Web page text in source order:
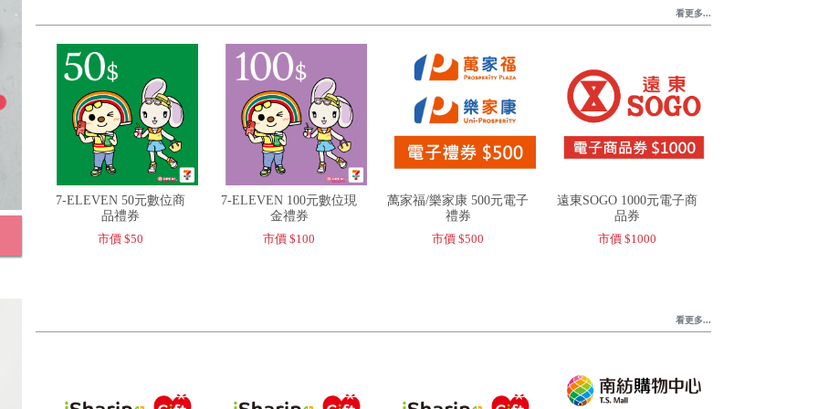
7-ELEVEN 50元數位商
品禮券
市價 $50
7-ELEVEN 100元數位現
金禮券
市價 $100
萬家福/樂家康 500元電子
禮券
市價 $500
遠東SOGO 1000元電子商
品券
市價 $1000
看更多...
看更多...